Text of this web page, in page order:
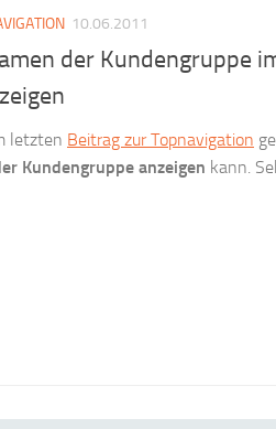
10.06.2011
der Kundengruppe
letzten Beitrag zur Topnavigation
Kundengruppe anzeigen kann.